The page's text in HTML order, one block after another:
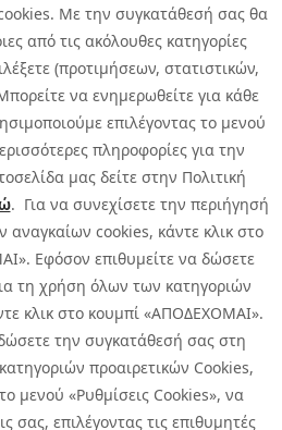
Με την συγκατάθεσή σας θα
από τις ακόλουθες κατηγορίες
(προτιμήσεων, στατιστικών,
να ενημερωθείτε για κάθε
επιλέγοντας το μενού
πληροφορίες για την
μας δείτε στην Πολιτική
. Για να συνεχίσετε την περιήγησή
cookies, κάντε κλικ στο
Εφόσον επιθυμείτε να δώσετε
τη χρήση όλων των κατηγοριών
κλικ στο κουμπί «ΑΠΟΔΕΧΟΜΑΙ».
την συγκατάθεσή σας στη
προαιρετικών Cookies,
μενού «Ρυθμίσεις Cookies», να
σας, επιλέγοντας τις επιθυμητές